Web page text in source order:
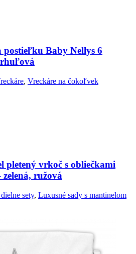
Baby Nellys 6
, Vreckáre na čokoľvek
pletený vrkoč s obliečkami
ružová
sety, Luxusné sady s mantinelom